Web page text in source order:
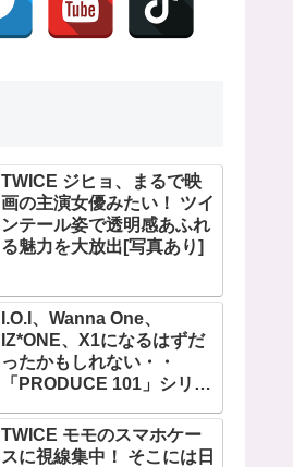
TWICE ジヒョ、まるで映
画の主演女優みたい！ ツイ
ンテール姿で透明感あふれ
る魅力を大放出[写真あり]
I.O.I、Wanna One、
IZ*ONE、X1になるはずだ
ったかもしれない・・
「PRODUCE 101」シリー
せられた練習生12人の氏名
が公表
TWICE モモのスマホケー
スに視線集中！ そこには日